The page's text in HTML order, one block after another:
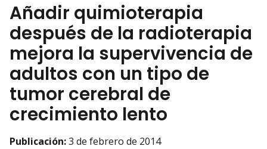
Añadir quimioterapia
después de la radioterapia
mejora la supervivencia de
adultos con un tipo de
tumor cerebral de
crecimiento lento
Publicación:3 de febrero de 2014